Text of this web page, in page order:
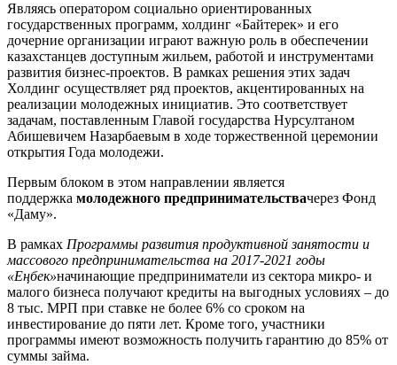
Являясь оператором социально ориентированных
государственных программ, холдинг «Байтерек» и его
дочерние организации играют важную роль в обеспечении
казахстанцев доступным жильем, работой и инструментами
развития бизнес-проектов. В рамках решения этих задач
Холдинг осуществляет ряд проектов, акцентированных на
реализации молодежных инициатив. Это соответствует
задачам, поставленным Главой государства Нурсултаном
Абишевичем Назарбаевым в ходе торжественной церемонии
открытия Года молодежи.
Первым блоком в этом направлении является
поддержка молодежного предпринимательствачерез Фонд
«Даму».
В рамках Программы развития продуктивной занятости и
массового предпринимательства на 2017-2021 годы
«Еңбек»начинающие предприниматели из сектора микро- и
малого бизнеса получают кредиты на выгодных условиях – до
8 тыс. МРП при ставке не более 6% со сроком на
инвестирование до пяти лет. Кроме того, участники
программы имеют возможность получить гарантию до 85% от
суммы займа.